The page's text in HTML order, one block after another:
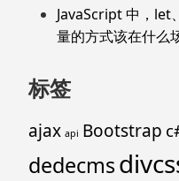
JavaScript 中，let
量的方式该在什么
标签
ajax api Bootstrap
dedecms